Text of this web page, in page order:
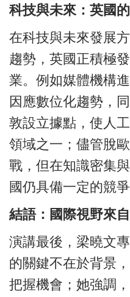
科技與未來：英國
在科技與未來發展
趨勢，英國正積極
業。例如媒體機構
因應數位化趨勢，
敦設立據點，使人
領域之一；儘管脫
戰，但在知識密集
國仍具備一定的競爭
結語：國際視野來
演講最後，梁曉文
的關鍵不在於背景
把握機會；她強調